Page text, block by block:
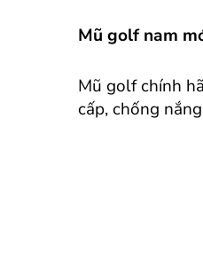
Mũ golf nam
Mũ golf chính
cấp, chống